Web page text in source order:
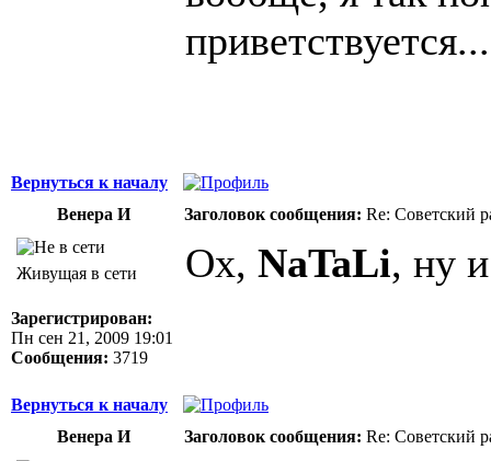
Вернуться к началу
Венера И
Заголовок сообщения: Re: Советский
Живущая в сети
Зарегистрирован:
Пн сен 21, 2009 19:01
Сообщения: 3719
Ох, NaTaLi, ну
Вернуться к началу
Венера И
Заголовок сообщения: Re: Советский